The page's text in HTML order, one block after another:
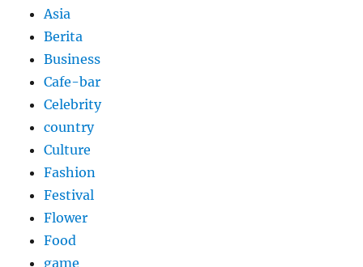
Asia
Berita
Business
Cafe-bar
Celebrity
country
Culture
Fashion
Festival
Flower
Food
game